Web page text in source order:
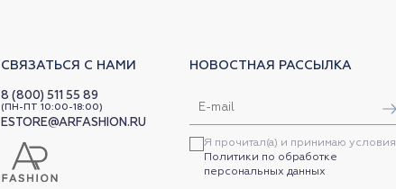
СВЯЗАТЬСЯ С НАМИ
8 (800) 511 55 89
(ПН-ПТ 10:00-18:00)
ESTORE@ARFASHION.RU
НОВОСТНАЯ РАССЫЛКА
Я прочитал(а) и принимаю условия
Политики по обработке
персональных данных